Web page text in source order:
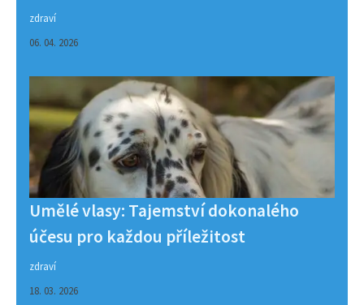
zdraví
06. 04. 2026
Umělé vlasy: Tajemství dokonalého
účesu pro každou příležitost
zdraví
18. 03. 2026